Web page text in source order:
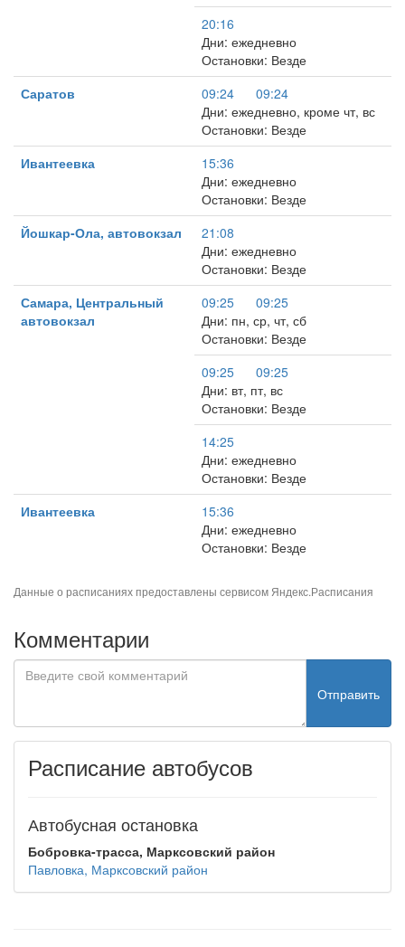
20:16
Дни: ежедневно
Остановки: Везде
Саратов
09:24
09:24
Дни: ежедневно, кроме чт, вс
Остановки: Везде
Ивантеевка
15:36
Дни: ежедневно
Остановки: Везде
Йошкар-Ола, автовокзал
21:08
Дни: ежедневно
Остановки: Везде
Самара, Центральный
автовокзал
09:25
09:25
Дни: пн, ср, чт, сб
Остановки: Везде
09:25
09:25
Дни: вт, пт, вс
Остановки: Везде
14:25
Дни: ежедневно
Остановки: Везде
Ивантеевка
15:36
Дни: ежедневно
Остановки: Везде
Данные о расписаниях предоставлены сервисом Яндекс.Расписания
Комментарии
Отправить
Расписание автобусов
Автобусная остановка
Бобровка-трасса, Марксовский район
Павловка, Марксовский район